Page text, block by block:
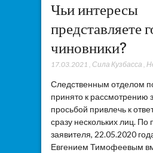
Чьи интересы
представляете
чиновники?
17.03.2021 , Сила Кузбасса ,
Следственным отделом
принято к рассмотрению
просьбой привлечь к
сразу нескольких лиц.
заявителя, 22.05.2020
Евгением Тимофеевым